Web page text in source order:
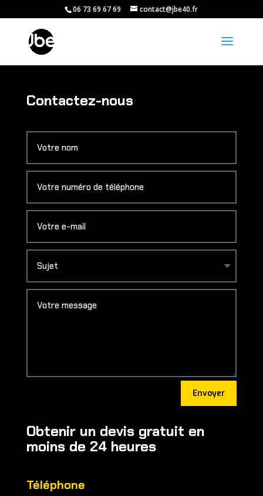
06 73 69 67 69 contact@jbe40.fr
Contactez-nous
Envoyer
Obtenir un devis gratuit en
moins de 24 heures
Téléphone